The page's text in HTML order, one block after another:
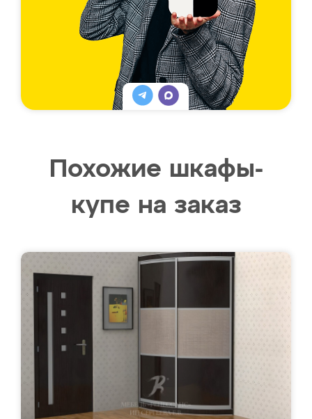
Похожие шкафы-
купе на заказ